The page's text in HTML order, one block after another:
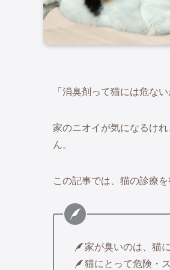
「消臭剤って猫には危な
家のニオイが気になるけれ
ん。
この記事では、猫の診療
家が臭いのは、猫
猫にとって危険・